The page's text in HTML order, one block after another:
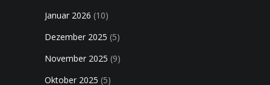
Januar 2026 (10)
Dezember 2025 (5)
November 2025 (9)
Oktober 2025 (5)